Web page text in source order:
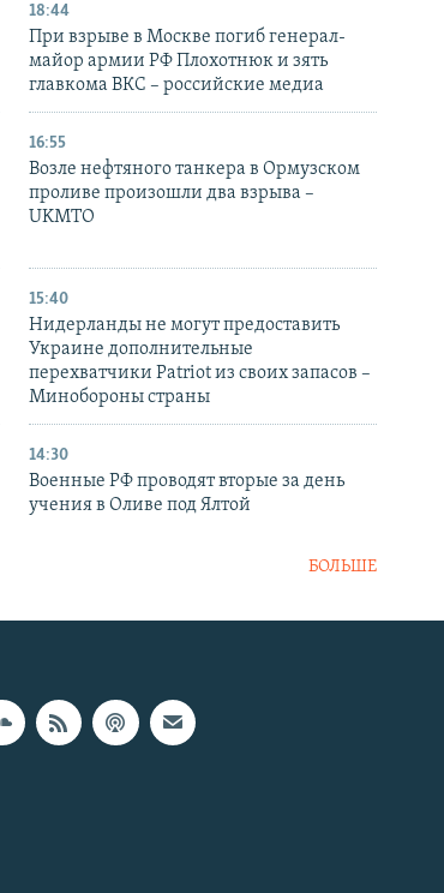
18:44
При взрыве в Москве погиб генерал-
майор армии РФ Плохотнюк и зять
главкома ВКС – российские медиа
16:55
Возле нефтяного танкера в Ормузском
проливе произошли два взрыва –
UKMTO
15:40
Нидерланды не могут предоставить
Украине дополнительные
перехватчики Patriot из своих запасов –
Минобороны страны
14:30
Военные РФ проводят вторые за день
учения в Оливе под Ялтой
БОЛЬШЕ